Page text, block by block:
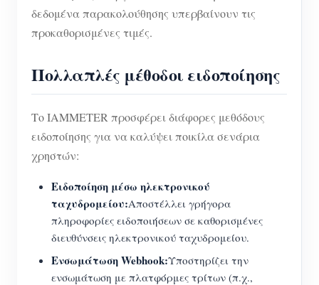
δεδομένα παρακολούθησης υπερβαίνουν τις
προκαθορισμένες τιμές.
Πολλαπλές μέθοδοι ειδοποίησης
Το IAMMETER προσφέρει διάφορες μεθόδους
ειδοποίησης για να καλύψει ποικίλα σενάρια
χρηστών:
Ειδοποίηση μέσω ηλεκτρονικού
ταχυδρομείου:Αποστέλλει γρήγορα
πληροφορίες ειδοποιήσεων σε καθορισμένες
διευθύνσεις ηλεκτρονικού ταχυδρομείου.
Ενσωμάτωση Webhook:Υποστηρίζει την
ενσωμάτωση με πλατφόρμες τρίτων (π.χ.,